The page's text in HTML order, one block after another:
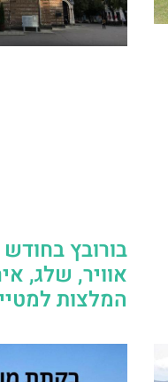
בורובץ
אוויר, שלג,
המלצות